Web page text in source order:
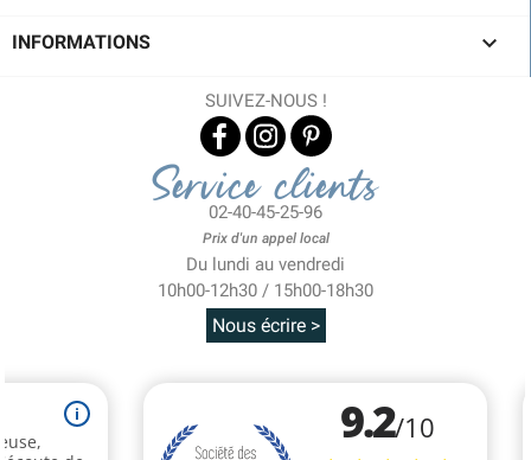
INFORMATIONS 
SUIVEZ-NOUS !
Service clients
02-40-45-25-96
Prix d'un appel local
Du lundi au vendredi
10h00-12h30 / 15h00-18h30
Nous écrire >